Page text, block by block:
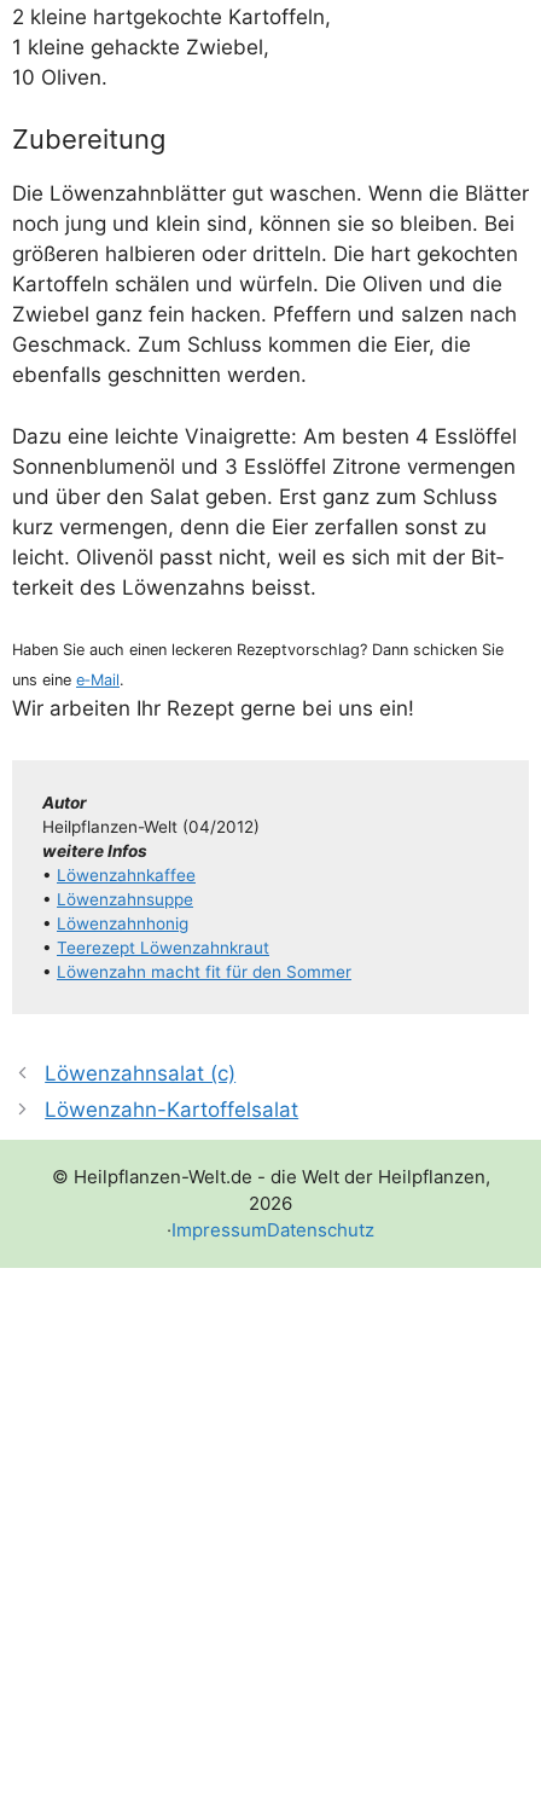
2 klei­ne hart­ge­koch­te Kartoffeln,
1 klei­ne gehack­te Zwiebel,
10 Oliven.
Zubereitung
Die Löwen­zahn­blät­ter gut waschen. Wenn die Blät­ter
noch jung und klein sind, kön­nen sie so blei­ben. Bei
grö­ße­ren hal­bie­ren oder drit­teln. Die hart gekoch­ten
Kar­tof­feln schä­len und wür­feln. Die Oli­ven und die
Zwie­bel ganz fein hacken. Pfef­fern und sal­zen nach
Geschmack. Zum Schluss kom­men die Eier, die
eben­falls geschnit­ten werden.
Dazu eine leich­te Vin­ai­gret­te: Am bes­ten 4 Ess­löf­fel
Son­nen­blu­men­öl und 3 Ess­löf­fel Zitro­ne ver­men­gen
und über den Salat geben. Erst ganz zum Schluss
kurz ver­men­gen, denn die Eier zer­fal­len sonst zu
leicht. Oli­ven­öl passt nicht, weil es sich mit der Bit­
ter­keit des Löwen­zahns beisst.
Haben Sie auch einen lecke­ren Rezept­vor­schlag? Dann schi­cken Sie
uns eine e‑Mail.
Wir arbei­ten Ihr Rezept ger­ne bei uns ein!
Autor
Heil­pflan­­zen-Welt (04/​​2012)
wei­te­re Infos
• Löwen­zahn­kaf­fee
• Löwen­zahn­sup­pe
• Löwen­zahn­ho­nig
• Tee­re­zept Löwenzahnkraut
• Löwen­zahn macht fit für den Sommer
Löwenzahnsalat (c)
Löwenzahn-Kartoffelsalat
© Heilpflanzen-Welt.de - die Welt der Heilpflanzen,
2026
·ImpressumDatenschutz